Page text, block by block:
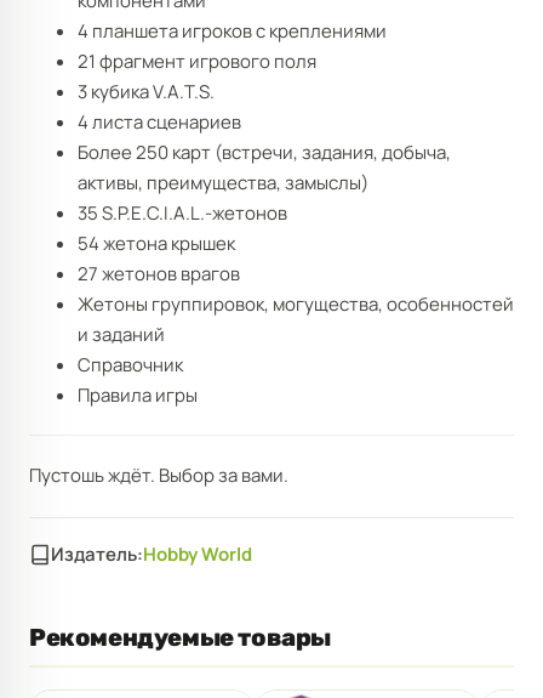
4 планшета игроков с креплениями
21 фрагмент игрового поля
3 кубика V.A.T.S.
4 листа сценариев
Более 250 карт (встречи, задания, добыча,
активы, преимущества, замыслы)
35 S.P.E.C.I.A.L.-жетонов
54 жетона крышек
27 жетонов врагов
Жетоны группировок, могущества, особенностей
и заданий
Справочник
Правила игры
Пустошь ждёт. Выбор за вами.
Издатель:Hobby World
Рекомендуемые товары